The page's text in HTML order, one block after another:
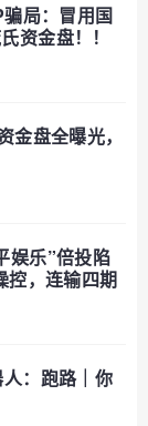
局：冒用国
资金盘！！
金盘全曝光，
娱乐”倍投陷
控，连输四期
+账号异常
：跑路｜你